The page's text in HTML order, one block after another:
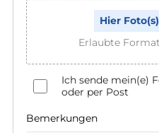
Hier
Erlaubte
Ich sende mein(e)
oder per Post
Bemerkungen